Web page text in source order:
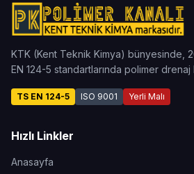
KTK (Kent Teknik Kimya) bünyesinde,
EN 124-5 standartlarında polimer drenaj
TS EN 124-5 ISO 9001 Yerli Malı
Hızlı Linkler
Anasayfa